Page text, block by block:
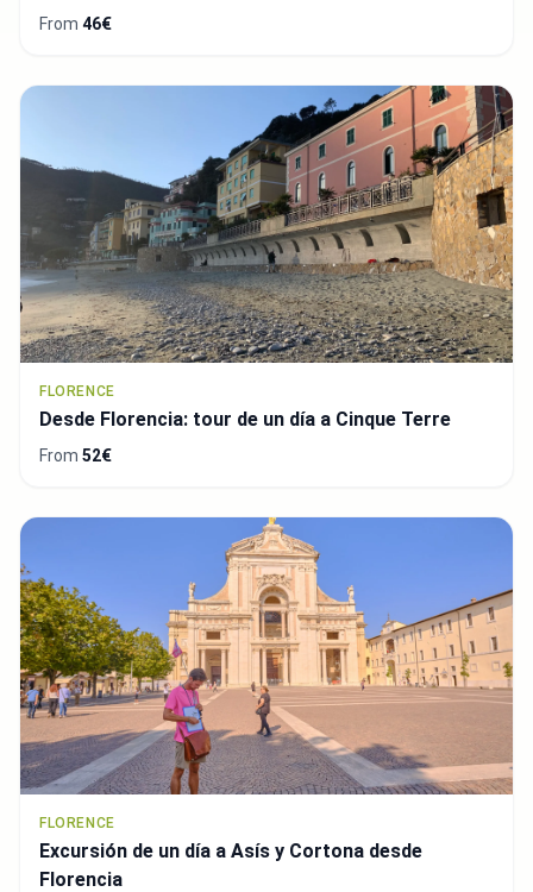
From 46€
FLORENCE
Desde Florencia: tour de un día a Cinque Terre
From 52€
FLORENCE
Excursión de un día a Asís y Cortona desde
Florencia